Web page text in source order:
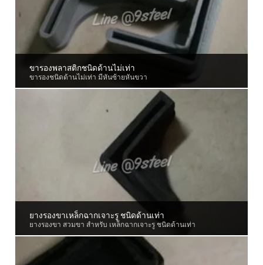
ขารองพลาสติกชนิดด้านไม่เท่า
ขารองชนิดด้านไม่เท่า มีหันซ้ายหันขวา
ยางรองขาเหล็กฉากเจาะรู ชนิดด้านเท่า
ยางรองขา สวมขา สำหรับ เหล็กฉากเจาะรู ชนิดด้านเท่า